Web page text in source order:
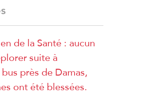
de la Santé : aucun
suite à
près de Damas,
ont été blessées.